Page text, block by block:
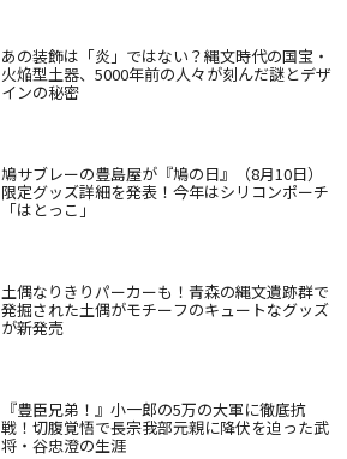
あの装飾は「炎」ではない？縄文時代の国宝・
火焔型土器、5000年前の人々が刻んだ謎とデザ
インの秘密
鳩サブレーの豊島屋が『鳩の日』（8月10日）
限定グッズ詳細を発表！今年はシリコンポーチ
「はとっこ」
土偶なりきりパーカーも！青森の縄文遺跡群で
発掘された土偶がモチーフのキュートなグッズ
が新発売
『豊臣兄弟！』小一郎の5万の大軍に徹底抗
戦！切腹覚悟で長宗我部元親に降伏を迫った武
将・谷忠澄の生涯